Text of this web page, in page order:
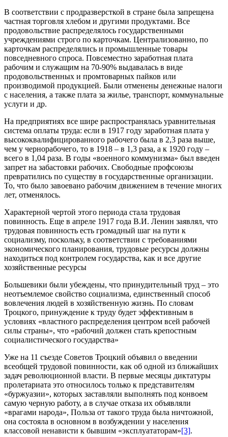
В соответствии с продразверсткой в стране была запрещена
частная торговля хлебом и другими продуктами. Все
продовольствие распределялось государственными
учреждениями строго по карточкам. Централизованно, по
карточкам распределялись и промышленные товары
повседневного спроса. Повсеместно заработная плата
рабочим и служащим на 70-90% выдавалась в виде
продовольственных и промтоварных пайков или
производимой продукцией. Были отменены денежные налоги
с населения, а также плата за жилье, транспорт, коммунальные
услуги и др.
На предприятиях все шире распространялась уравнительная
система оплаты труда: если в 1917 году заработная плата у
высококвалифицированного рабочего была в 2,3 раза выше,
чем у чернорабочего, то в 1918 – в 1,3 раза, а к 1920 году –
всего в 1,04 раза. В годы «военного коммунизма» был введен
запрет на забастовки рабочих. Свободные профсоюзы
превратились по существу в государственные организации.
То, что было завоевано рабочим движением в течение многих
лет, отменялось.
Характерной чертой этого периода стала трудовая
повинность. Еще в апреле 1917 года В.И. Ленин заявлял, что
трудовая повинность есть громадный шаг на пути к
социализму, поскольку, в соответствии с требованиями
экономического планирования, трудовые ресурсы должны
находиться под контролем государства, как и все другие
хозяйственные ресурсы
Большевики были убеждены, что принудительный труд – это
неотъемлемое свойство социализма, единственный способ
вовлечения людей в хозяйственную жизнь. По словам
Троцкого, принуждение к труду будет эффективным в
условиях «властного распределения центром всей рабочей
силы страны», что «рабочий должен стать крепостным
социалистического государства»
Уже на 11 съезде Советов Троцкий объявил о введении
всеобщей трудовой повинности, как об одной из ближайших
задач революционной власти. В первые месяцы диктатуры
пролетариата это относилось только к представителям
«буржуазии», которых заставляли выполнять под конвоем
самую черную работу, а в случае отказа их объявляли
«врагами народа», Польза от такого труда была ничтожной,
она состояла в основном в возбуждении у населения
классовой ненависти к бывшим «эксплуататорам»[3].